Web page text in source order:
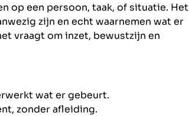
op een persoon, taak, of situatie. Het
zijn en echt waarnemen wat er
vraagt om inzet, bewustzijn en
wat er gebeurt.
zonder afleiding.